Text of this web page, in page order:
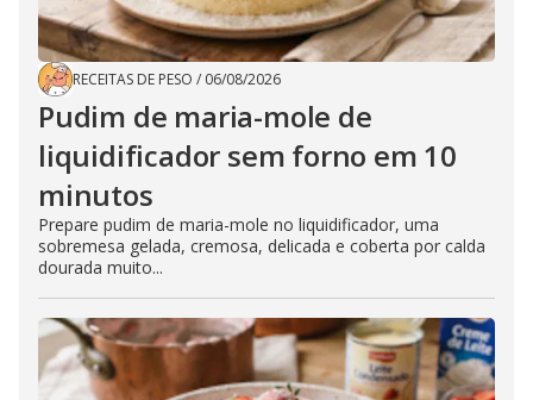
RECEITAS DE PESO / 06/08/2026
Pudim de maria-mole de
liquidificador sem forno em 10
minutos
Prepare pudim de maria-mole no liquidificador, uma
sobremesa gelada, cremosa, delicada e coberta por calda
dourada muito...